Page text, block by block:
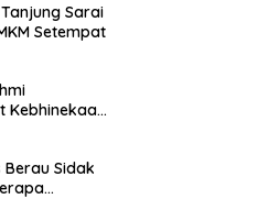
Sarai
Setempat
Kebhinekaan
Sidak